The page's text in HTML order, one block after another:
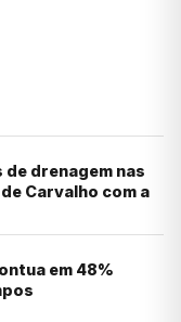
drenagem nas
Carvalho com a
em 48%